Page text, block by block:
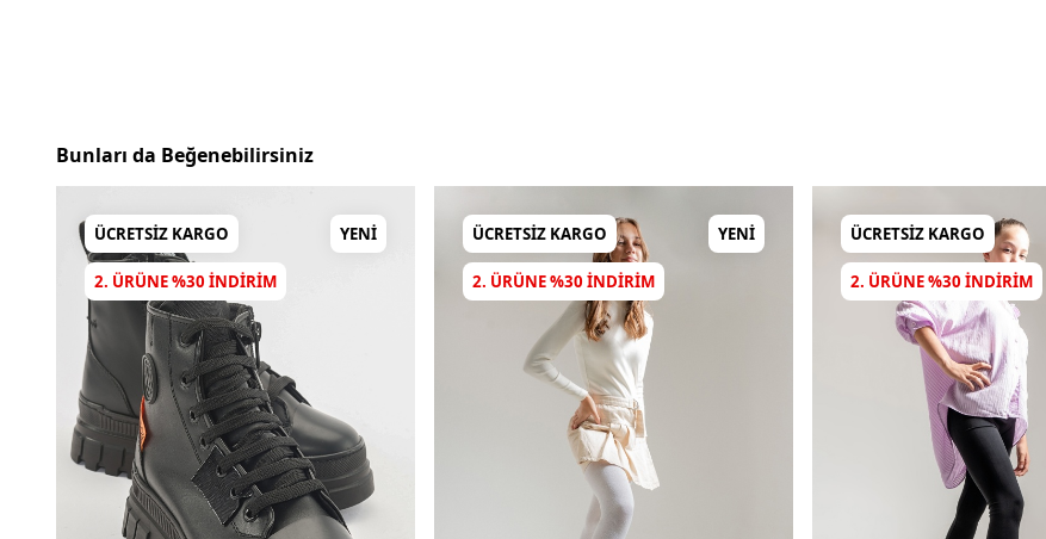
Bunları da Beğenebilirsiniz
ÜCRETSIZ KARGO YENI
2. ÜRÜNE %30 INDIRIM
ÜCRETSIZ KARGO YENI
2. ÜRÜNE %30 INDIRIM
ÜCRETSIZ KARGO
2. ÜRÜNE %30 INDIRIM